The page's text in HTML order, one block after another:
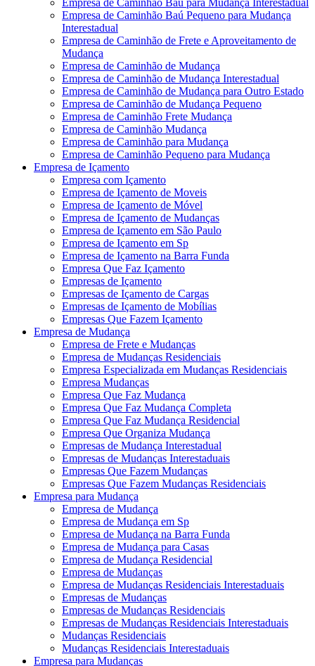
Empresa de Caminhão Baú para Mudança Interestadual
Empresa de Caminhão Baú Pequeno para Mudança
Interestadual
Empresa de Caminhão de Frete e Aproveitamento de
Mudança
Empresa de Caminhão de Mudança
Empresa de Caminhão de Mudança Interestadual
Empresa de Caminhão de Mudança para Outro Estado
Empresa de Caminhão de Mudança Pequeno
Empresa de Caminhão Frete Mudança
Empresa de Caminhão Mudança
Empresa de Caminhão para Mudança
Empresa de Caminhão Pequeno para Mudança
Empresa de Içamento
Empresa com Içamento
Empresa de Içamento de Moveis
Empresa de Içamento de Móvel
Empresa de Içamento de Mudanças
Empresa de Içamento em São Paulo
Empresa de Içamento em Sp
Empresa de Içamento na Barra Funda
Empresa Que Faz Içamento
Empresas de Içamento
Empresas de Içamento de Cargas
Empresas de Içamento de Mobílias
Empresas Que Fazem Içamento
Empresa de Mudança
Empresa de Frete e Mudanças
Empresa de Mudanças Residenciais
Empresa Especializada em Mudanças Residenciais
Empresa Mudanças
Empresa Que Faz Mudança
Empresa Que Faz Mudança Completa
Empresa Que Faz Mudança Residencial
Empresa Que Organiza Mudança
Empresas de Mudança Interestadual
Empresas de Mudanças Interestaduais
Empresas Que Fazem Mudanças
Empresas Que Fazem Mudanças Residenciais
Empresa para Mudança
Empresa de Mudança
Empresa de Mudança em Sp
Empresa de Mudança na Barra Funda
Empresa de Mudança para Casas
Empresa de Mudança Residencial
Empresa de Mudanças
Empresa de Mudanças Residenciais Interestaduais
Empresas de Mudanças
Empresas de Mudanças Residenciais
Empresas de Mudanças Residenciais Interestaduais
Mudanças Residenciais
Mudanças Residenciais Interestaduais
Empresa para Mudanças